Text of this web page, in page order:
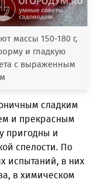
массы 150-180 г,
и гладкую
с выраженным
сладким
и прекрасным
пригодны и
спелости. По
испытаний, в них
в химическом